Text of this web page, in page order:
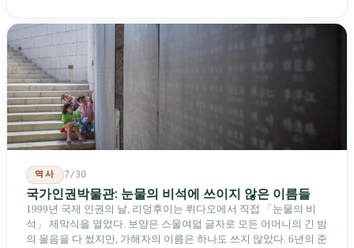
를 드러낸다: 타이완의 진입이 너무 느려 미국 스스로가 입법을 통해
장벽을 낮춰야 한다는 점이다. 타이완에서 46년간 원격 조종 장난감
비행기를 만들어 온 한 회사가 오하이오주에 두 번째 공장을 건설할
계획을 세우고 있다.
역사 7/30
국가인권박물관: 눈물의 비석에 쓰이지 않은 이름들
1999년 국제 인권의 날, 리덩후이는 뤼다오에서 직접 「눈물의 비
석」 제막식을 열었다. 보양은 스물여덟 글자로 모든 어머니의 긴 밤
의 울음을 다 썼지만, 가해자의 이름은 하나도 쓰지 않았다. 6년의 준